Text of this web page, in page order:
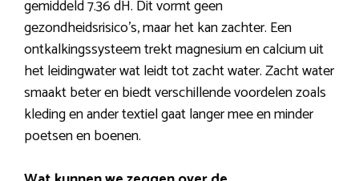
gemiddeld 7.36 dH. Dit vormt geen
gezondheidsrisico’s, maar het kan zachter. Een
ontkalkingssysteem trekt magnesium en calcium uit
het leidingwater wat leidt tot zacht water. Zacht water
smaakt beter en biedt verschillende voordelen zoals
kleding en ander textiel gaat langer mee en minder
poetsen en boenen.